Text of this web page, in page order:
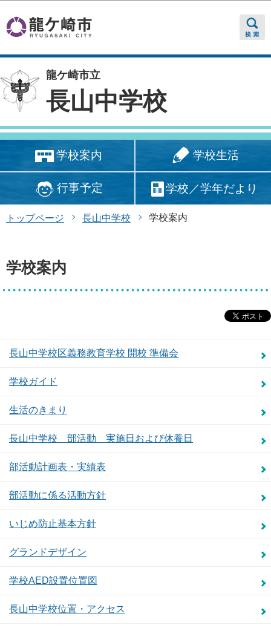
龍ケ崎市立
長山中学校
学校案内 学校生活
行事予定 学校／学年だより
トップページ 長山中学校 学校案内
学校案内
長山中学校区義務教育学校 開校 準備会
学校ガイド
生活のきまり
長山中学校 部活動 実施日および休養日
部活動計画表・実績表
部活動に係る活動方針
いじめ防止基本方針
グランドデザイン
学校AED設置位置図
長山中学校位置・アクセス